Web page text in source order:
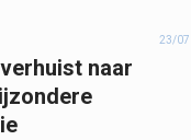
23/07
naar